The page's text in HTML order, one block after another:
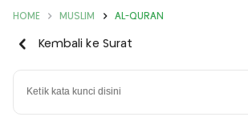
HOME MUSLIM AL-QURAN
Kembali ke Surat